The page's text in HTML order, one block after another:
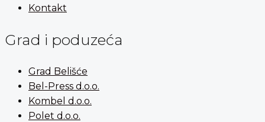
Kontakt
Grad i poduzeća
Grad Belišće
Bel-Press d.o.o.
Kombel d.o.o.
Polet d.o.o.